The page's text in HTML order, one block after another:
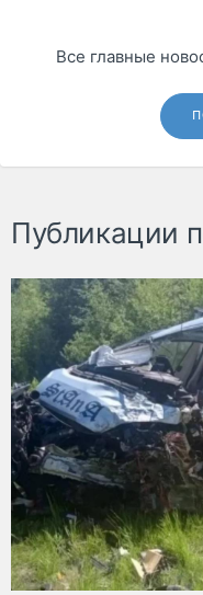
Все главные
Публикации